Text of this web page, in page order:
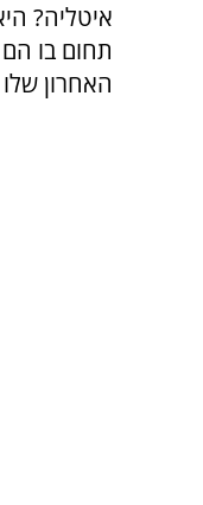
איטליה?
תחום בו הם
האחרון